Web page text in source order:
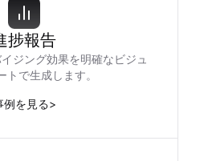
捗報告
ジング効果を明確なビジュ
トで生成します。
例を見る>